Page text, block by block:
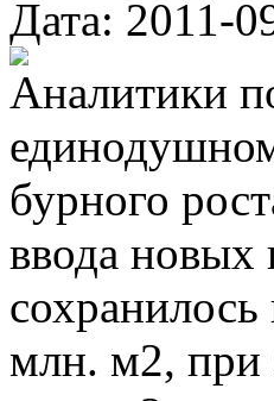
Дата: 2011-
Аналитики
бурного
ввода новых
млн. м2, при